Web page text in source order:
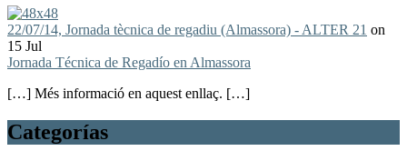
22/07/14, Jornada tècnica de regadiu (Almassora) - ALTER 21 on
15 Jul
Jornada Técnica de Regadío en Almassora
[…] Més informació en aquest enllaç. […]
Categorías